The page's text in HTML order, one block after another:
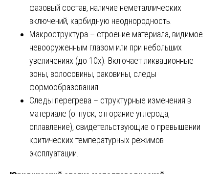
фазовый состав, наличие неметаллических
включений, карбидную неоднородность.
Макроструктура – строение материала, видимое
невооруженным глазом или при небольших
увеличениях (до 10х). Включает ликвационные
зоны, волосовины, раковины, следы
формообразования.
Следы перегрева – структурные изменения в
материале (отпуск, отгорание углерода,
оплавление), свидетельствующие о превышении
критических температурных режимов
эксплуатации.